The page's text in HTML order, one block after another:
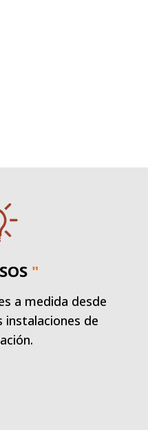
"
a medida desde
instalaciones de